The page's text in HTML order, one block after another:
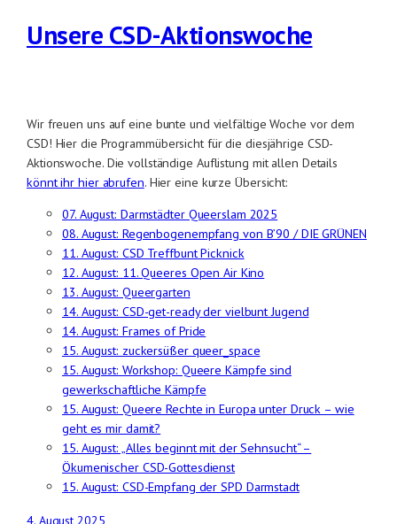
Unsere CSD-Aktionswoche
Wir freuen uns auf eine bunte und vielfältige Woche vor dem
CSD! Hier die Programmübersicht für die diesjährige CSD-
Aktionswoche. Die vollständige Auflistung mit allen Details
könnt ihr hier abrufen. Hier eine kurze Übersicht:
07. August: Darmstädter Queerslam 2025
08. August: Regenbogenempfang von B’90 / DIE GRÜNEN
11. August: CSD Treffbunt Picknick
12. August: 11. Queeres Open Air Kino
13. August: Queergarten
14. August: CSD-get-ready der vielbunt Jugend
14. August: Frames of Pride
15. August: zuckersüßer queer_space
15. August: Workshop: Queere Kämpfe sind
gewerkschaftliche Kämpfe
15. August: Queere Rechte in Europa unter Druck – wie
geht es mir damit?
15. August: „Alles beginnt mit der Sehnsucht“ –
Ökumenischer CSD-Gottesdienst
15. August: CSD-Empfang der SPD Darmstadt
4. August 2025